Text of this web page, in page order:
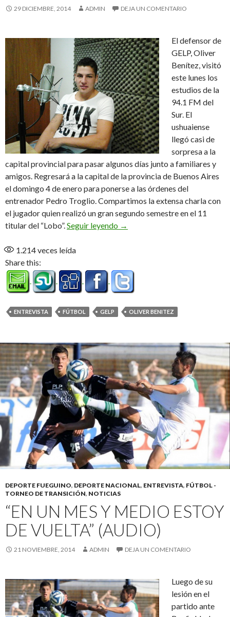
29 DICIEMBRE, 2014 ADMIN DEJA UN COMENTARIO
El defensor de
GELP, Oliver
Benítez, visitó
este lunes los
estudios de la
94.1 FM del
Sur. El
ushuaiense
llegó casi de
sorpresa a la
capital provincial para pasar algunos días junto a familiares y
amigos. Regresará a la capital de la provincia de Buenos Aires
el domingo 4 de enero para ponerse a las órdenes del
entrenador Pedro Troglio. Compartimos la extensa charla con
el jugador quien realizó un gran segundo semestre en el 11
titular del “Lobo”.Seguir leyendo “Estoy para sumarme a la
→
1.214veces leída
Share this:
ENTREVISTA FÚTBOL GELP OLIVER BENITEZ
DEPORTE FUEGUINO, DEPORTE NACIONAL, ENTREVISTA, FÚTBOL -
TORNEO DE TRANSICIÓN, NOTICIAS
“EN UN MES Y MEDIO ESTOY
DE VUELTA” (AUDIO)
21 NOVIEMBRE, 2014 ADMIN DEJA UN COMENTARIO
Luego de su
lesión en el
partido ante